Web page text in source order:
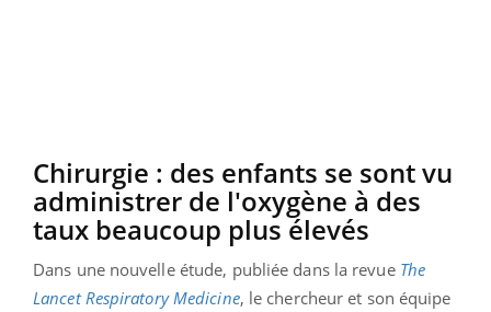
Chirurgie : des enfants se sont vu
administrer de l'oxygène à des
taux beaucoup plus élevés
Dans une nouvelle étude, publiée dans la revue The
Lancet Respiratory Medicine, le chercheur et son équipe